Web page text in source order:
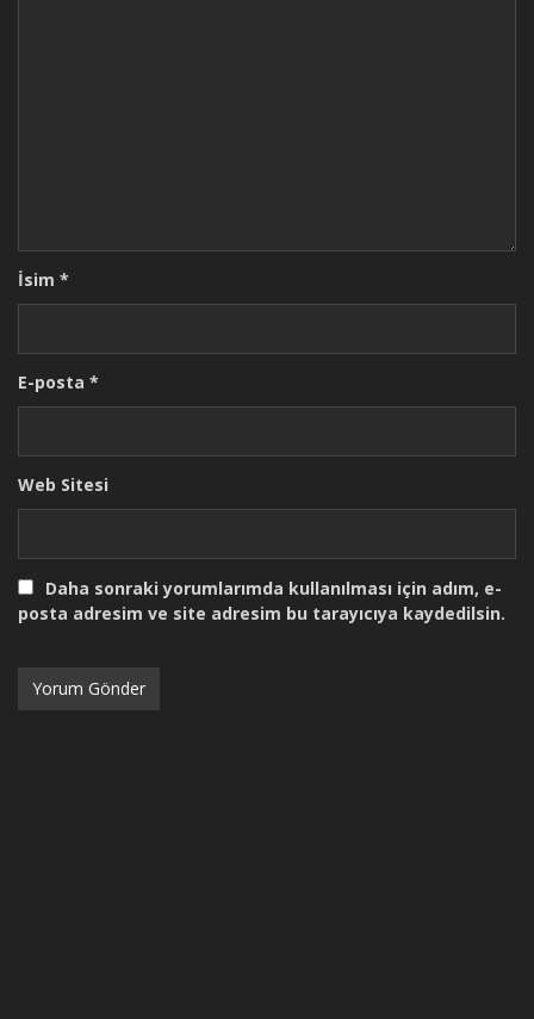
İsim *
E-posta *
Web Sitesi
Daha sonraki yorumlarımda kullanılması için adım, e-
posta adresim ve site adresim bu tarayıcıya kaydedilsin.